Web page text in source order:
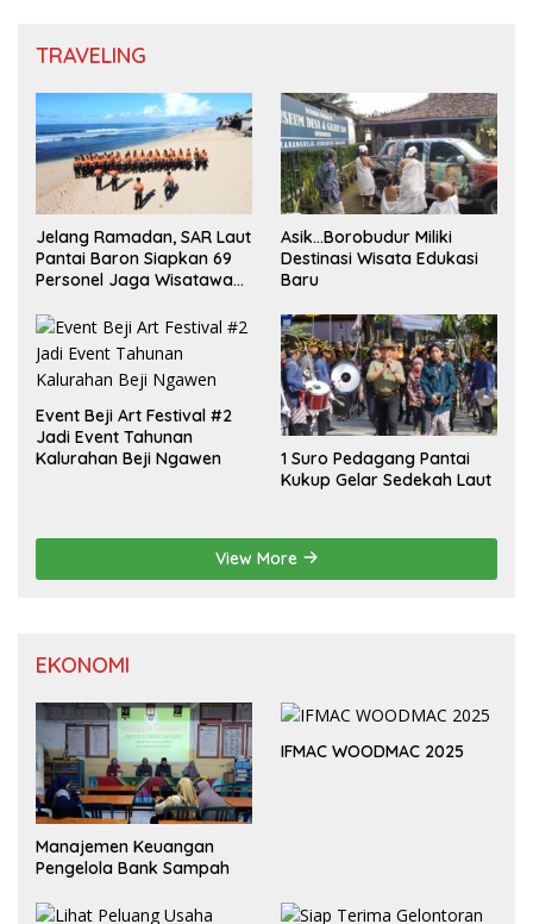
TRAVELING
Jelang Ramadan, SAR Laut
Pantai Baron Siapkan 69
Personel Jaga Wisatawan
Asik…Borobudur Miliki
Destinasi Wisata Edukasi
Baru
Event Beji Art Festival #2
Jadi Event Tahunan
Kalurahan Beji Ngawen
1 Suro Pedagang Pantai
Kukup Gelar Sedekah Laut
View More
EKONOMI
Manajemen Keuangan
Pengelola Bank Sampah
IFMAC WOODMAC 2025